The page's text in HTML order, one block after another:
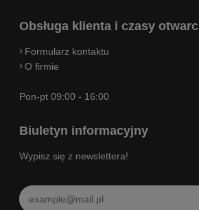
Obsługa klienta i czasy
Formularz kontaktu
O firmie
Pon-pt 09:00 - 16:00
Biuletyn informacyjny
Wypisz się z newslettera!